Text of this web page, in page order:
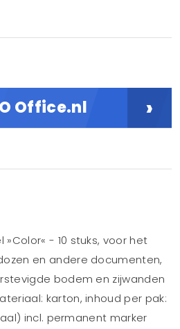
Office.nl ›
- 10 stuks, voor het
en andere documenten,
bodem en zijwanden
karton, inhoud per pak:
incl. permanent marker